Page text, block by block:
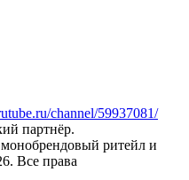
channel/59937081/
партнёр.
ритейл и
Все права